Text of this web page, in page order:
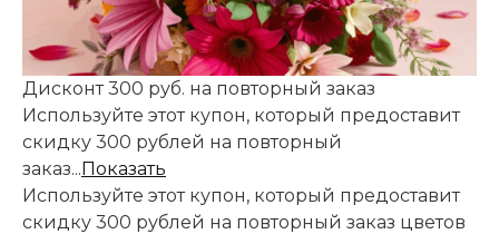
Дисконт 300 руб. на повторный заказ
Используйте этот купон, который предоставит
скидку 300 рублей на повторный
заказ...Показать
Используйте этот купон, который предоставит
скидку 300 рублей на повторный заказ цветов